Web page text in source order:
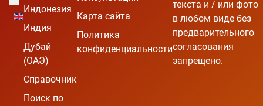
Индонезия
Индия
Дубай
(ОАЭ)
Справочник
Поиск по
Карта сайта
Политика
конфиденциальности
текста и / или фото
в любом виде без
предварительного
согласования
запрещено.